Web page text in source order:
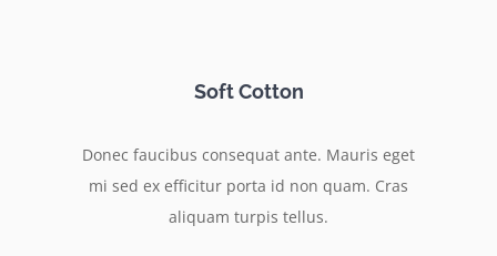
Soft Cotton
Donec faucibus consequat ante. Mauris eget
mi sed ex efficitur porta id non quam. Cras
aliquam turpis tellus.